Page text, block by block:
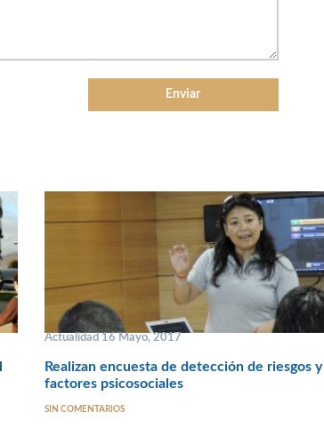
Actualidad 16 Mayo, 2017
Realizan encuesta de detección de riesgos y
factores psicosociales
SIN COMENTARIOS